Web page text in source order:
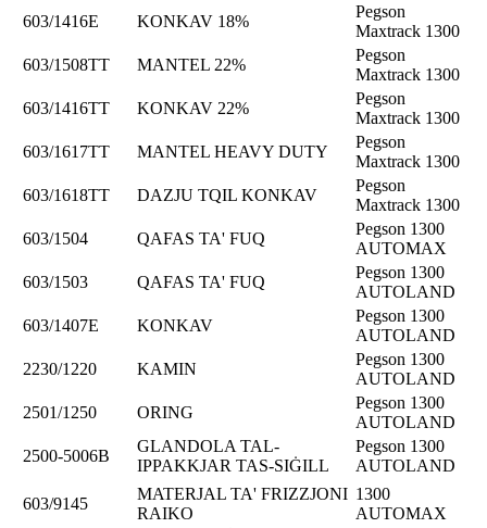
603/1416E
KONKAV 18%
Pegson
Maxtrack 1300
603/1508TT
MANTEL 22%
Pegson
Maxtrack 1300
603/1416TT
KONKAV 22%
Pegson
Maxtrack 1300
603/1617TT
MANTEL HEAVY DUTY
Pegson
Maxtrack 1300
603/1618TT
DAZJU TQIL KONKAV
Pegson
Maxtrack 1300
603/1504
QAFAS TA' FUQ
Pegson 1300
AUTOMAX
603/1503
QAFAS TA' FUQ
Pegson 1300
AUTOLAND
603/1407E
KONKAV
Pegson 1300
AUTOLAND
2230/1220
KAMIN
Pegson 1300
AUTOLAND
2501/1250
ORING
Pegson 1300
AUTOLAND
2500-5006B
GLANDOLA TAL-
IPPAKKJAR TAS-SIĠILL
Pegson 1300
AUTOLAND
603/9145
MATERJAL TA' FRIZZJONI
RAIKO
1300
AUTOMAX